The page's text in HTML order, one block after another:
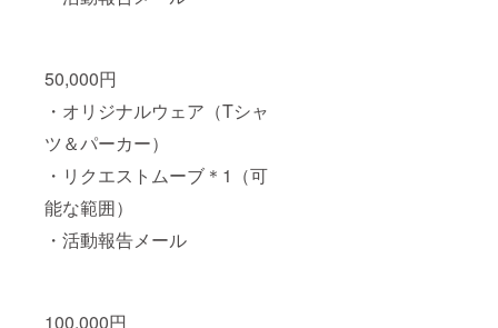
50,000円
・オリジナルウェア（Tシャ
ツ＆パーカー）
・リクエストムーブ＊1（可
能な範囲）
・活動報告メール
100,000円